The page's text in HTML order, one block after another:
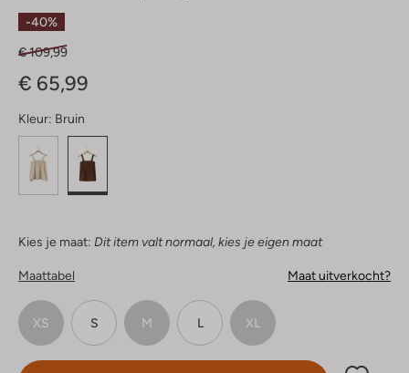
-40%
€ 109,99
€ 65,99
Kleur: Bruin
Kies je maat: Dit item valt normaal, kies je eigen maat
Maattabel Maat uitverkocht?
XS S M L XL